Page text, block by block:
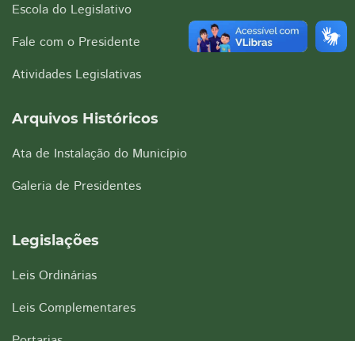
Escola do Legislativo
Fale com o Presidente
Atividades Legislativas
Arquivos Históricos
Ata de Instalação do Município
Galeria de Presidentes
Legislações
Leis Ordinárias
Leis Complementares